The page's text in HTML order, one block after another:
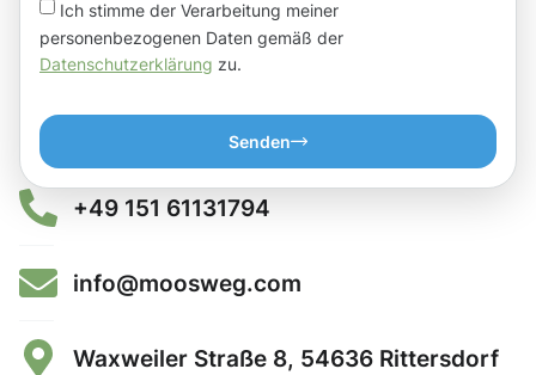
Ich stimme der Verarbeitung meiner
personenbezogenen Daten gemäß der
Datenschutzerklärung zu.
Senden
+49 151 61131794
info@moosweg.com
Waxweiler Straße 8, 54636 Rittersdorf